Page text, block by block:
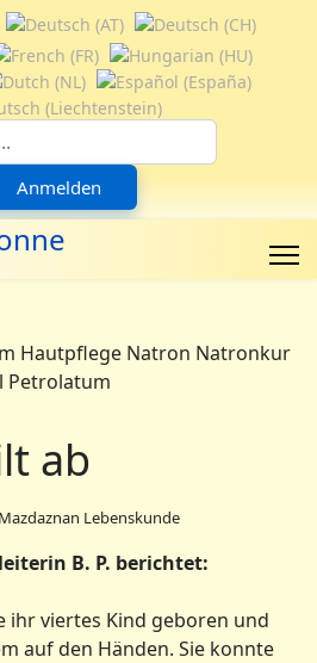
Anmelden
ab
Lebenskunde
B. P. berichtet:
ihr viertes Kind geboren und
auf den Händen. Sie konnte